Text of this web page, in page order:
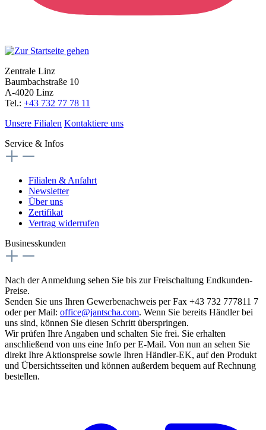
Zentrale Linz
Baumbachstraße 10
A-4020 Linz
Tel.: +43 732 77 78 11
Unsere Filialen Kontaktiere uns
Service & Infos
Filialen & Anfahrt
Newsletter
Über uns
Zertifikat
Vertrag widerrufen
Businesskunden
Nach der Anmeldung sehen Sie bis zur Freischaltung Endkunden-
Preise.
Senden Sie uns Ihren Gewerbenachweis per Fax +43 732 777811 7
oder per Mail: office@jantscha.com. Wenn Sie bereits Händler bei
uns sind, können Sie diesen Schritt überspringen.
Wir prüfen Ihre Angaben und schalten Sie frei. Sie erhalten
anschließend von uns eine Info per E-Mail. Von nun an sehen Sie
direkt Ihre Aktionspreise sowie Ihren Händler-EK, auf den Produkt
und Übersichtsseiten und können außerdem bequem auf Rechnung
bestellen.